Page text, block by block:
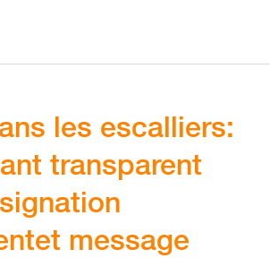
les escalliers:
transparent
message